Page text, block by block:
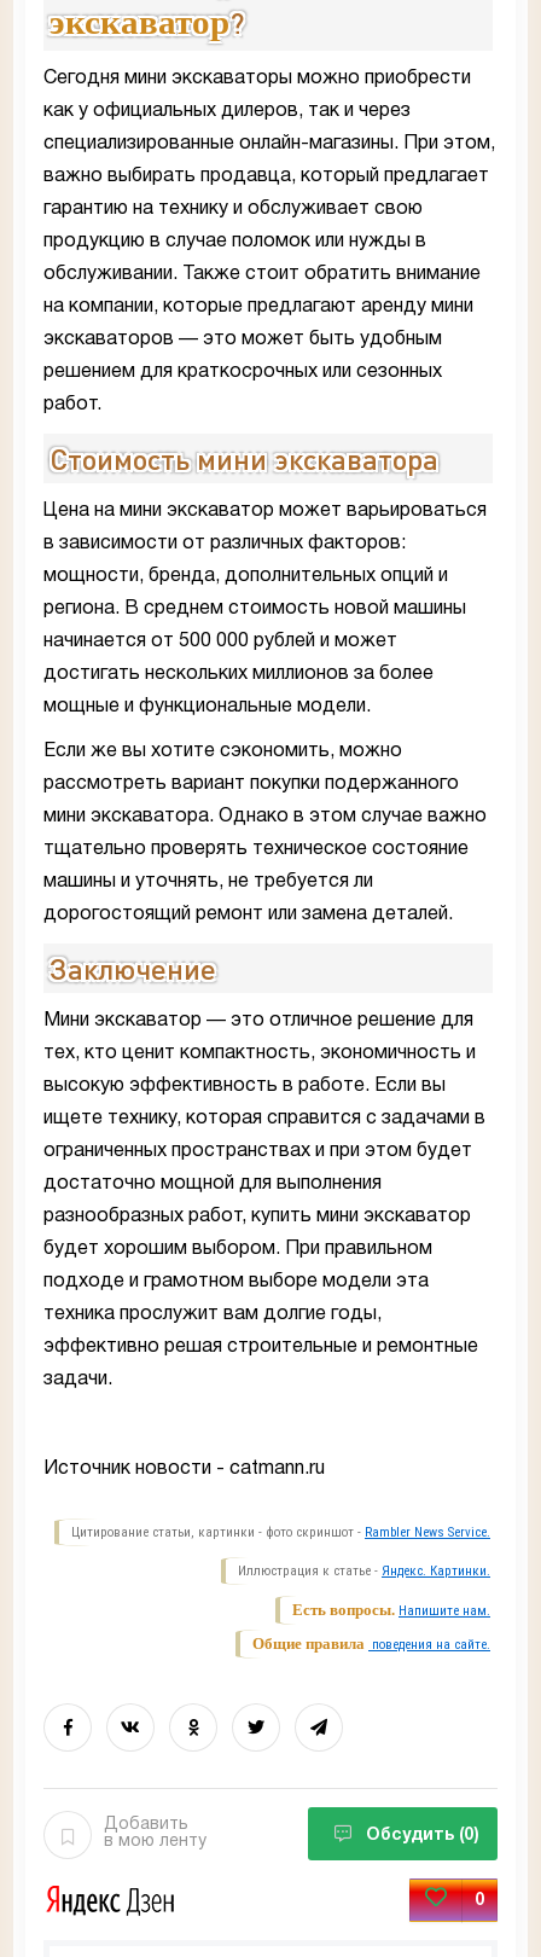
экскаватор?
Сегодня мини экскаваторы можно приобрести
как у официальных дилеров, так и через
специализированные онлайн-магазины. При этом,
важно выбирать продавца, который предлагает
гарантию на технику и обслуживает свою
продукцию в случае поломок или нужды в
обслуживании. Также стоит обратить внимание
на компании, которые предлагают аренду мини
экскаваторов — это может быть удобным
решением для краткосрочных или сезонных
работ.
Стоимость мини экскаватора
Цена на мини экскаватор может варьироваться
в зависимости от различных факторов:
мощности, бренда, дополнительных опций и
региона. В среднем стоимость новой машины
начинается от 500 000 рублей и может
достигать нескольких миллионов за более
мощные и функциональные модели.
Если же вы хотите сэкономить, можно
рассмотреть вариант покупки подержанного
мини экскаватора. Однако в этом случае важно
тщательно проверять техническое состояние
машины и уточнять, не требуется ли
дорогостоящий ремонт или замена деталей.
Заключение
Мини экскаватор — это отличное решение для
тех, кто ценит компактность, экономичность и
высокую эффективность в работе. Если вы
ищете технику, которая справится с задачами в
ограниченных пространствах и при этом будет
достаточно мощной для выполнения
разнообразных работ, купить мини экскаватор
будет хорошим выбором. При правильном
подходе и грамотном выборе модели эта
техника прослужит вам долгие годы,
эффективно решая строительные и ремонтные
задачи.
Источник новости - catmann.ru
Цитирование статьи, картинки - фото скриншот - Rambler News Service.
Иллюстрация к статье - Яндекс. Картинки.
Есть вопросы. Напишите нам.
Общие правила поведения на сайте.
Добавить
в мою ленту
Обсудить (0)
0